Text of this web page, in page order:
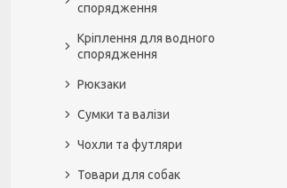
спорядження
Кріплення для водного
спорядження
Рюкзаки
Сумки та валізи
Чохли та футляри
Товари для собак